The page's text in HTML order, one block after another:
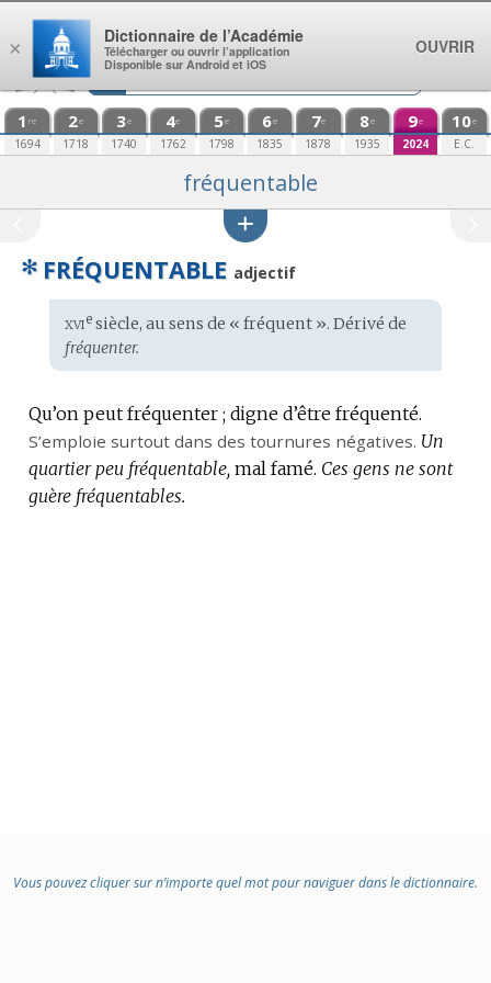
Aller au contenu
1 re
1694
2e
1718
3e
1740
4e
1762
5e
1798
6e
1835
7e
1878
8e
1935
9e
2024
10e
E.C.
fréquentable
✻ FRÉQUENTABLE adjectif
Étymologie
:
xviesiècle, au sens de « fréquent ». Dérivé de
fréquenter.
Qu’on peut fréquenter ; digne d’être fréquenté.
S’emploie surtout dans des tournures négatives. Un
quartier peu fréquentable, mal famé. Ces gens ne sont
guère fréquentables.
Vous pouvez cliquer sur n’importe quel mot pour naviguer dans le dictionnaire.
×
Dictionnaire de l’Académie
Télécharger ou ouvrir l’application
Disponible sur Android et iOS
OUVRIR